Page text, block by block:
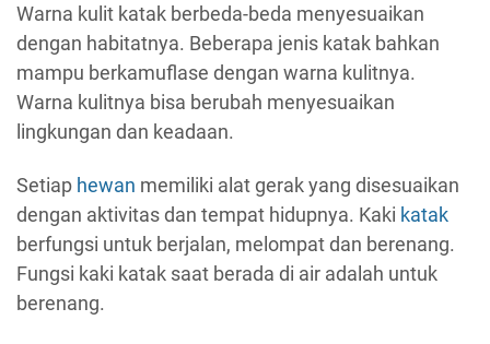
Warna kulit katak berbeda-beda menyesuaikan
dengan habitatnya. Beberapa jenis katak bahkan
mampu berkamuflase dengan warna kulitnya.
Warna kulitnya bisa berubah menyesuaikan
lingkungan dan keadaan.
Setiap hewan memiliki alat gerak yang disesuaikan
dengan aktivitas dan tempat hidupnya. Kaki katak
berfungsi untuk berjalan, melompat dan berenang.
Fungsi kaki katak saat berada di air adalah untuk
berenang.